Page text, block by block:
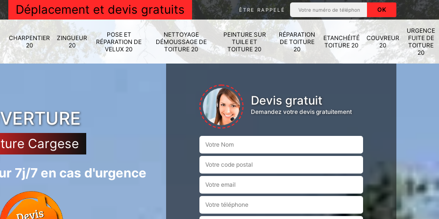
Déplacement et devis gratuits ÊTRE RAPPELÉ
CHARPENTIER
20
ZINGUEUR
20
POSE ET
RÉPARATION DE
VELUX 20
NETTOYAGE
DÉMOUSSAGE DE
TOITURE 20
PEINTURE SUR
TUILE ET
TOITURE 20
RÉPARATION
DE TOITURE
20
ETANCHÉITÉ
TOITURE 20
COUVREUR
20
URGENCE
FUITE DE
TOITURE
20
Cargese
7j/7 en cas d'urgence
Devis gratuit
Demandez votre devis gratuitement